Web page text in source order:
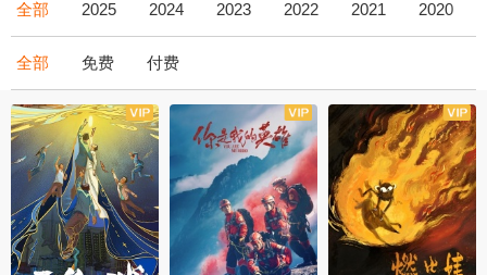
全部 2025 2024 2023 2022 2021 2020
全部 免费 付费